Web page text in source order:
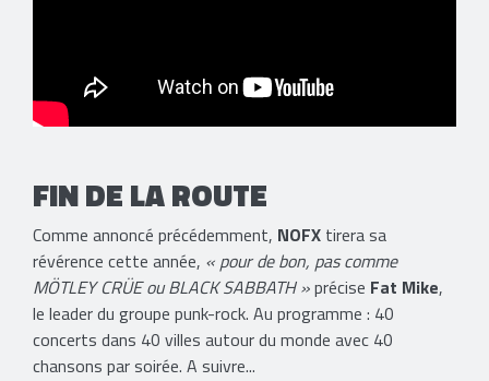
FIN DE LA ROUTE
Comme annoncé précédemment, NOFX tirera sa
révérence cette année, « pour de bon, pas comme
MÖTLEY CRÜE ou BLACK SABBATH »précise Fat Mike,
le leader du groupe punk-rock. Au programme : 40
concerts dans 40 villes autour du monde avec 40
chansons par soirée. A suivre...